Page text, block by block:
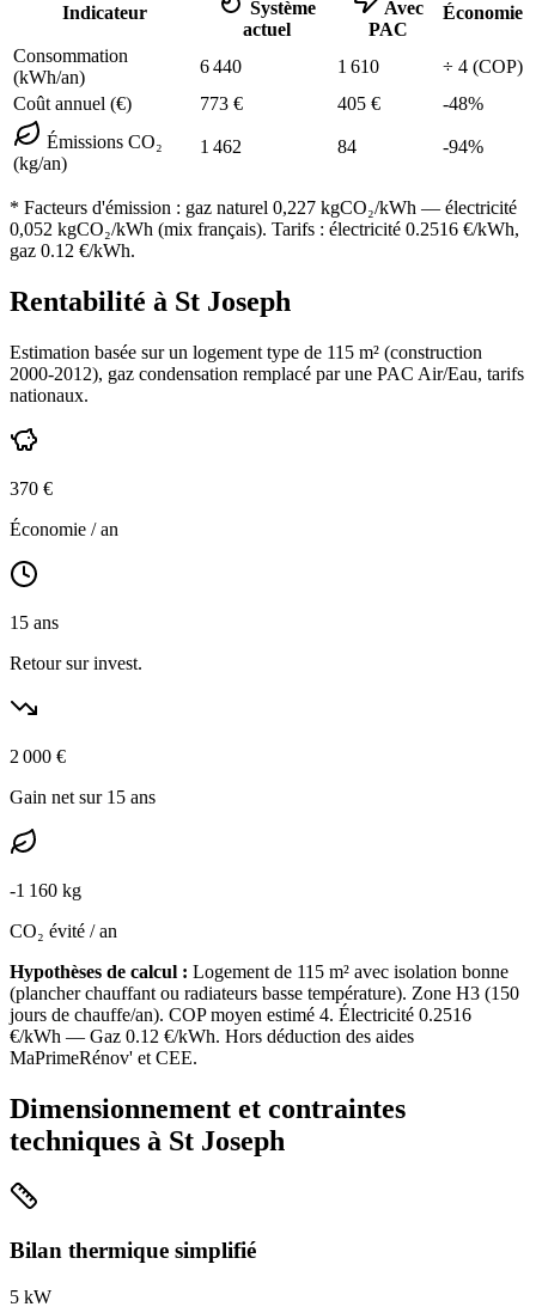
Indicateur
Système
actuel
Avec
PAC
Économie
Consommation
(kWh/an)
6 440 1 610 ÷ 4 (COP)
Coût annuel (€)
773 € 405 € -48%
Émissions CO₂
(kg/an)
1 462 84 -94%
* Facteurs d'émission : gaz naturel 0,227 kgCO₂/kWh — électricité
0,052 kgCO₂/kWh (mix français). Tarifs : électricité 0.2516 €/kWh,
gaz 0.12 €/kWh.
Rentabilité à St Joseph
Estimation basée sur un logement type de 115 m² (construction
2000-2012), gaz condensation remplacé par une PAC Air/Eau, tarifs
nationaux.
370 €
Économie / an
15 ans
Retour sur invest.
2 000 €
Gain net sur 15 ans
-1 160 kg
CO₂ évité / an
Hypothèses de calcul : Logement de 115 m² avec isolation bonne
(plancher chauffant ou radiateurs basse température). Zone H3 (150
jours de chauffe/an). COP moyen estimé 4. Électricité 0.2516
€/kWh — Gaz 0.12 €/kWh. Hors déduction des aides
MaPrimeRénov' et CEE.
Dimensionnement et contraintes
techniques à St Joseph
Bilan thermique simplifié
5 kW